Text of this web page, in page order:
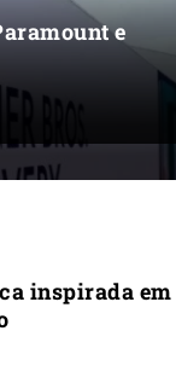
e
inspirada em